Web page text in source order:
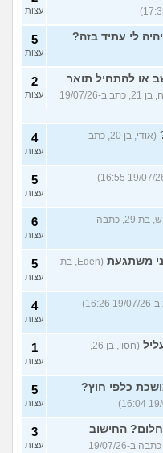
עצות
5
עצות
או להתחיל תואר
(מדמח, בן 21, כתב ב-19/07/26
2
עצות
(אודי, בן 20, כתב
4
עצות
5
עצות
(היוש, בת 29, כתבה
6
עצות
משתגעת
(Eden, בת
5
עצות
4
עצות
(חסוי, בן 26,
1
עצות
כלפי חוץ? 5
עצות
החישוב
(ירין, בת 19, כתבה ב-19/07/26
3
עצות